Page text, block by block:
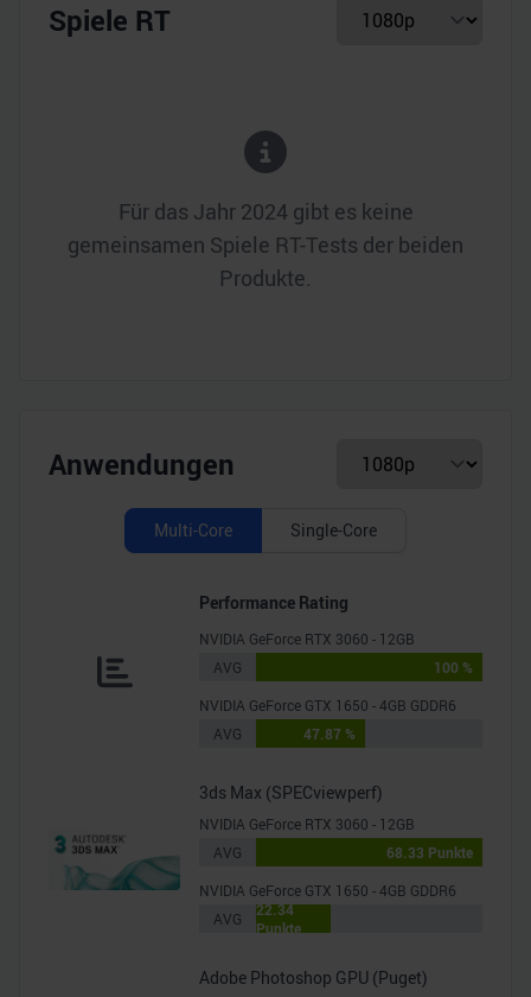
Spiele RT
Für das Jahr 2024gibt es keine
gemeinsamen Spiele RT-Tests der beiden
Produkte.
Anwendungen
Multi-Core Single-Core
Performance Rating
NVIDIA GeForce RTX 3060 - 12GB
AVG
100 %
NVIDIA GeForce GTX 1650 - 4GB GDDR6
AVG
47.87 %
3ds Max (SPECviewperf)
NVIDIA GeForce RTX 3060 - 12GB
AVG
68.33 Punkte
NVIDIA GeForce GTX 1650 - 4GB GDDR6
AVG
22.34
Punkte
Adobe Photoshop GPU (Puget)